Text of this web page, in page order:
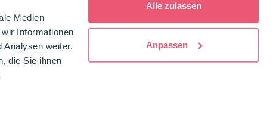
Medien
Informationen
Analysen weiter.
die Sie ihnen
Alle zulassen
Anpassen